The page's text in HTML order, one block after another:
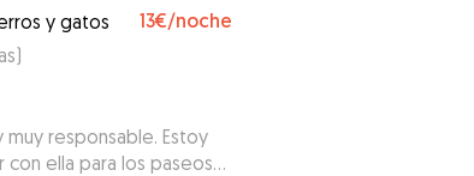
y gatos 13€/noche
)
responsable. Estoy
ella para los paseos